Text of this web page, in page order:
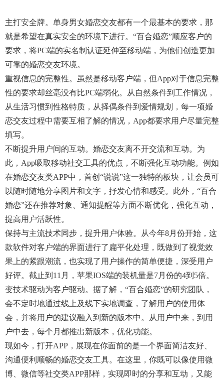
主打安全牌。单身男女婚恋交友都有一个最基本的要求，那
就是希望在真实安全的环境下进行。“百合婚恋”顺应客户的
要求，将PC端的实名制认证延伸至移动端，为他们创造更加
可靠的婚恋交友环境。
重视信息的完整性。虽然是移动客户端，但app对于信息完整
性的要求却丝毫没有比PC端弱化。从自然条件到工作情况，
从生活习惯到性格特质，从择偶条件到爱情规划，每一项婚
恋交友过程中需要互相了解的情况，app都要求用户尽量完整
填写。
不断提升用户间的互动。婚恋交友离不开交流和互动。为
此，app吸取移动社交工具的优点，不断强化互动功能。例如
在婚恋交友类APP中，首创“说说”这一独特的板块，让会员可
以随时随地分享图片和文字，抒发心情和感受。此外，“百合
婚恋”还在推荐对象、通知提醒等方面不断优化，强化互动，
提高用户活跃性。
保持与主流技术同步，提升用户体验。从今年8月份开始，这
款软件对客户端的界面进行了扁平化处理，既做到了视觉效
果上的紧跟潮流，也实现了用户操作的简单便捷，深受用户
好评。截止到11月，苹果iOS端的装机量是7月份的4到5倍。
变技术驱动为客户驱动。据了解，“百合婚恋”的研究团队，
会不定时地通过线上及线下实地调查，了解用户的使用体
会，并将用户的建议融入到新的版本中。从用户中来，到用
户中去，每个月都推出新版本，优化功能。
现如今，打开APP，展现在你面前的是一个界面简洁友好、
沟通便利顺畅的婚恋交友工具。在这里，你既可以像使用微
博、微信等社交类APP那样，实现即时的分享和互动，又能